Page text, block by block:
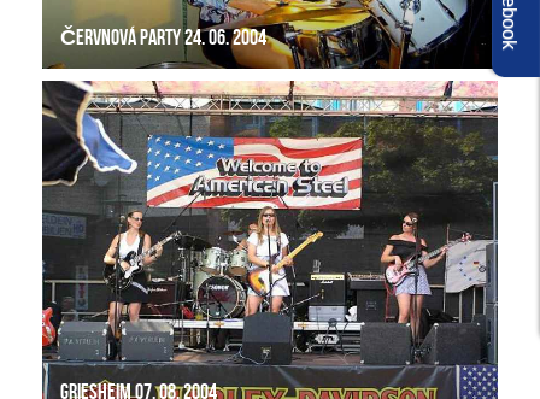
Červnová party 24. 06. 2004
Griesheim 07. 08. 2004